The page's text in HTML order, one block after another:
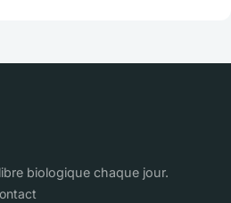
biologique chaque jour.